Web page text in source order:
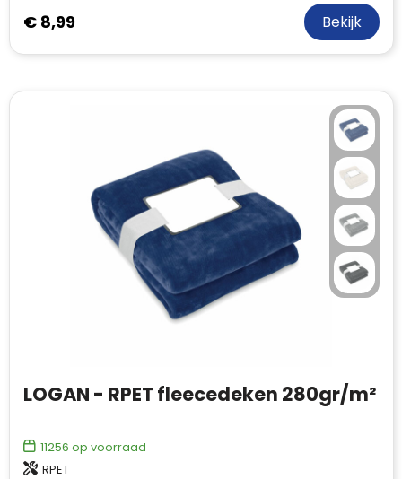
€ 8,99 Bekijk
LOGAN - RPET fleecedeken 280gr/m²
11256 op voorraad
RPET